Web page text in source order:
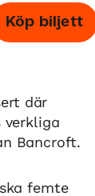
Köp biljett
där
verkliga
Bancroft.
femte